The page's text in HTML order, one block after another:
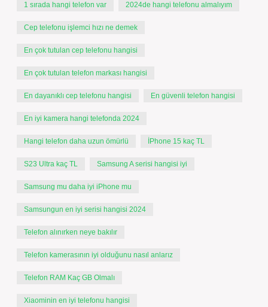
1 sırada hangi telefon var 2024de hangi telefonu almalıyım
Cep telefonu işlemci hızı ne demek
En çok tutulan cep telefonu hangisi
En çok tutulan telefon markası hangisi
En dayanıklı cep telefonu hangisi En güvenli telefon hangisi
En iyi kamera hangi telefonda 2024
Hangi telefon daha uzun ömürlü İPhone 15 kaç TL
S23 Ultra kaç TL Samsung A serisi hangisi iyi
Samsung mu daha iyi iPhone mu
Samsungun en iyi serisi hangisi 2024
Telefon alınırken neye bakılır
Telefon kamerasının iyi olduğunu nasıl anlarız
Telefon RAM Kaç GB Olmalı
Xiaominin en iyi telefonu hangisi